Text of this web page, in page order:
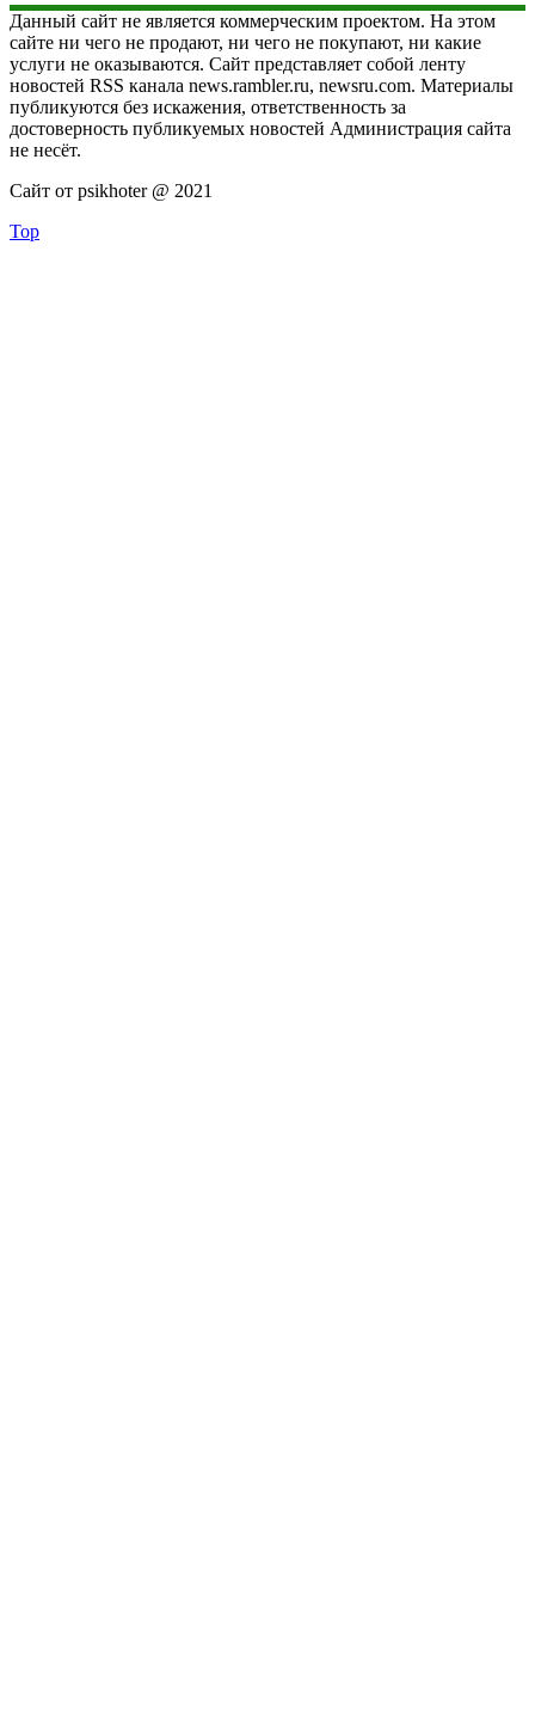
Данный сайт не является коммерческим проектом. На этом
сайте ни чего не продают, ни чего не покупают, ни какие
услуги не оказываются. Сайт представляет собой ленту
новостей RSS канала news.rambler.ru, newsru.com. Материалы
публикуются без искажения, ответственность за
достоверность публикуемых новостей Администрация сайта
не несёт.
Сайт от psikhoter @ 2021
Top